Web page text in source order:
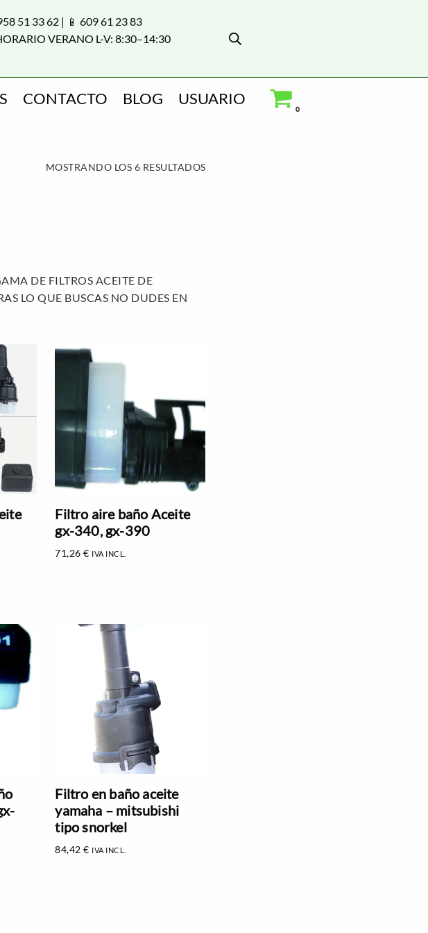
51 33 62 | 📱 609 61 23 83
VERANO L-V: 8:30–14:30
CONTACTO BLOG USUARIO
0
MOSTRANDO LOS 6 RESULTADOS
DE FILTROS ACEITE DE
LO QUE BUSCAS NO DUDES EN
Filtro aire baño Aceite
gx-340, gx-390
71,26€ IVA INCL.
Filtro en baño aceite
yamaha – mitsubishi
tipo snorkel
84,42€ IVA INCL.